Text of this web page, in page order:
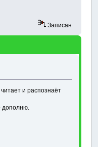
Записан
и распознаёт
дополню.